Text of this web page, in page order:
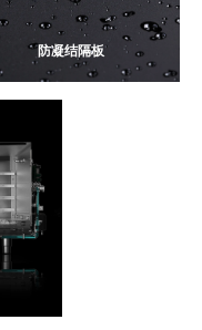
防凝结隔板